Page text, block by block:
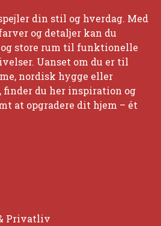
din stil og hverdag. Med
og detaljer kan du
og store rum til funktionelle
Uanset om du er til
nordisk hygge eller
du her inspiration og
at opgradere dit hjem – ét
Privatliv